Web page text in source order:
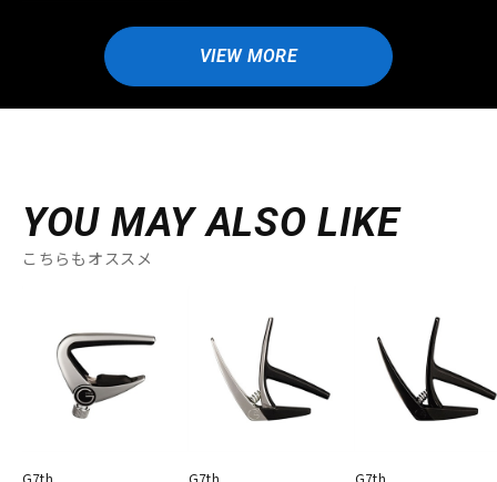
VIEW MORE
YOU MAY ALSO LIKE
こちらもオススメ
G7th G7th G7th